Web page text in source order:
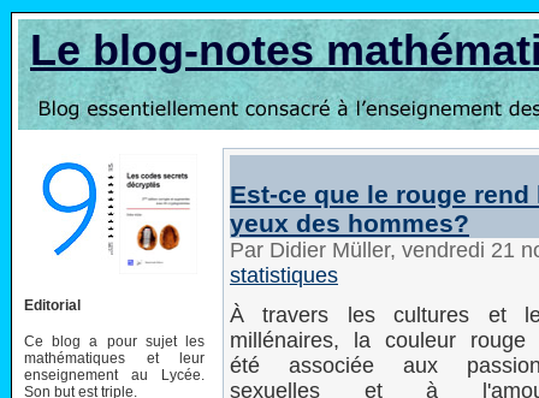
Le blog-notes
Editorial
Ce blog a pour sujet les
mathématiques et leur
enseignement au Lycée.
Son but est triple.
Est-ce que le rouge
yeux des hommes?
Par Didier Müller, vendredi 21
statistiques
À travers les cultures et
millénaires, la couleur rouge
été associée aux
sexuelles et à